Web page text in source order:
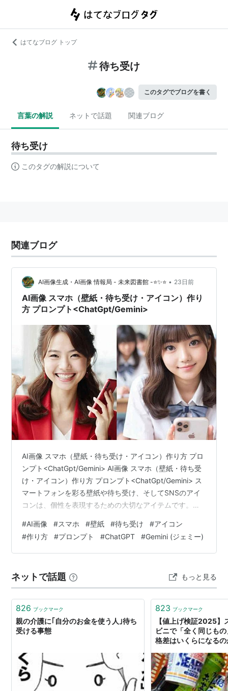
はてなブログ トップ
待ち受け
このタグでブログを書く
言葉の解説 ネットで話題 関連ブログ
待ち受け
このタグの解説について
関連ブログ
AI画像生成・AI画像 情報局 - 未来図書館 -⭐✨⭐ • 23日前
AI画像 スマホ（壁紙・待ち受け・アイコン）作り
方 プロンプト<ChatGpt/Gemini>
AI画像 スマホ（壁紙・待ち受け・アイコン）作り方 プロ
ンプト<ChatGpt/Gemini> AI画像 スマホ（壁紙・待ち受
け・アイコン）作り方 プロンプト<ChatGpt/Gemini> ス
マートフォンを彩る壁紙や待ち受け、そしてSNSのアイ
コンは、個性を表現するための大切なアイテムです。最
な一枚を作り出す人が増えています。ここでは、
ChatGPTやGeminiといったAIを活用した、魅力的なAI画
像 スマホの壁紙・待ち受け・アイコンの作り方と、その
画像 スマホの壁紙・待ち受け・アイコ…
#AI画像 #スマホ #壁紙 #待ち受け #アイコン
#作り方 #プロンプト #ChatGPT #Gemini (ジェミー)
ネットで話題 もっと見る
826 ブックマーク
親の介護に｢自分のお金を使う人｣待ち
受ける事態
823 ブックマーク
【値上げ検証2025】
ビニで「全く同じも
格差はいくらになる